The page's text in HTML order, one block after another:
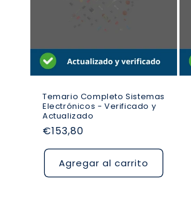
i
ó
n
Temario Completo Sistemas
Electrónicos - Verificado y
Actualizado
Precio
habitual
€153,80
Agregar al carrito